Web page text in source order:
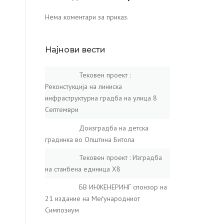
Нема коментари за приказ.
Најнови вести
Тековен проект :
Реконстукција на линиска
инфраструктурна градба на улица 8
Септември
Доизградба на детска
градинка во Општина Битола
Тековен проект : Изградба
на станбена единица X8
БВ ИНЖЕНЕРИНГ спонзор на
21 издание на Меѓународниот
Симпозиум